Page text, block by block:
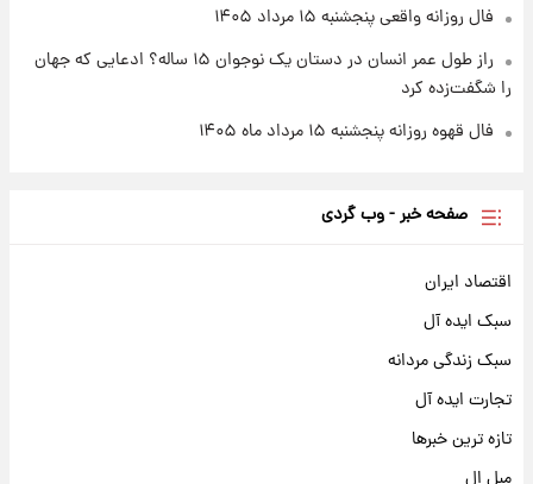
فال روزانه واقعی پنجشنبه ۱۵ مرداد ۱۴۰۵
راز طول عمر انسان در دستان یک نوجوان ۱۵ ساله؟ ادعایی که جهان
را شگفت‌زده کرد
فال قهوه روزانه پنجشنبه ۱۵ مرداد ماه ۱۴۰۵
صفحه خبر - وب گردی
اقتصاد ایران
سبک ایده آل
سبک زندگی مردانه
تجارت ایده آل
تازه ترین خبرها